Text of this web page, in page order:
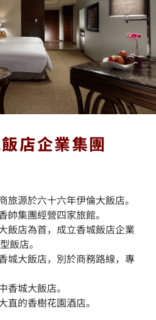
行
列
安
&
平
安
店企業集團
旅源於六十六年伊倫大飯店。
帥集團經營四家旅館。
飯店為首，成立香城飯店企業
飯店。
城大飯店，別於商務路線，專
香城大飯店。
直的香樹花園酒店。